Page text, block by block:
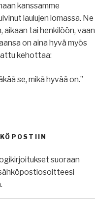
kanssamme
laulujen lomassa. Ne
aikaan tai henkilöön, vaan
on aina hyvä myös
kehottaa:
se, mikä hyvää on.”
suoraan